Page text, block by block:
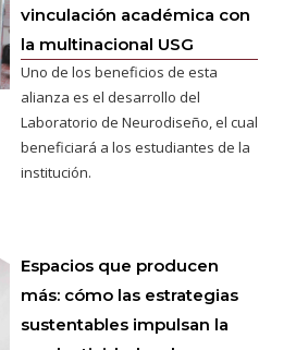
vinculación académica con
la multinacional USG
Uno de los beneficios de esta
alianza es el desarrollo del
Laboratorio de Neurodiseño, el cual
beneficiará a los estudiantes de la
institución.
Espacios que producen
más: cómo las estrategias
sustentables impulsan la